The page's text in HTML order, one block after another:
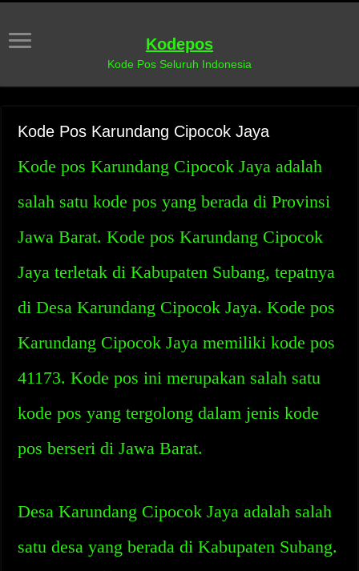
Kodepos
Kode Pos Seluruh Indonesia
Kode Pos Karundang Cipocok Jaya
Kode pos Karundang Cipocok Jaya adalah
salah satu kode pos yang berada di Provinsi
Jawa Barat. Kode pos Karundang Cipocok
Jaya terletak di Kabupaten Subang, tepatnya
di Desa Karundang Cipocok Jaya. Kode pos
Karundang Cipocok Jaya memiliki kode pos
41173. Kode pos ini merupakan salah satu
kode pos yang tergolong dalam jenis kode
pos berseri di Jawa Barat.
Desa Karundang Cipocok Jaya adalah salah
satu desa yang berada di Kabupaten Subang.